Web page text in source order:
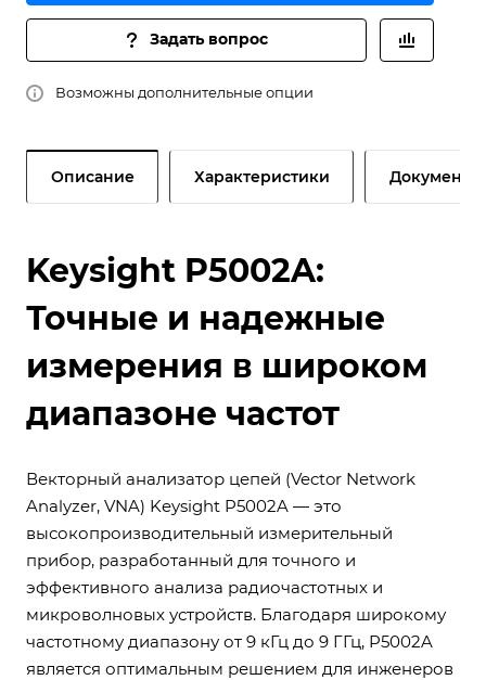
Задать вопрос
Возможны дополнительные опции
Описание Характеристики Документы
Keysight P5002A:
Точные и надежные
измерения в широком
диапазоне частот
Векторный анализатор цепей (Vector Network
Analyzer, VNA) Keysight P5002A — это
высокопроизводительный измерительный
прибор, разработанный для точного и
эффективного анализа радиочастотных и
микроволновых устройств. Благодаря широкому
частотному диапазону от 9 кГц до 9 ГГц, P5002A
является оптимальным решением для инженеров